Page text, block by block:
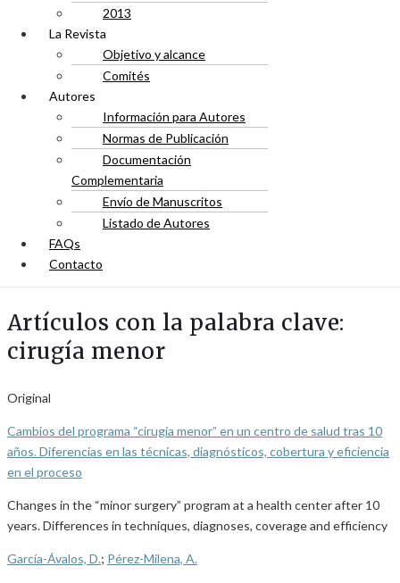
2013
La Revista
Objetivo y alcance
Comités
Autores
Información para Autores
Normas de Publicación
Documentación
Complementaria
Envío de Manuscritos
Listado de Autores
FAQs
Contacto
Artículos con la palabra clave:
cirugía menor
Original
Cambios del programa “cirugía menor” en un centro de salud tras 10
años. Diferencias en las técnicas, diagnósticos, cobertura y eficiencia
en el proceso
Changes in the “minor surgery” program at a health center after 10
years. Differences in techniques, diagnoses, coverage and efficiency
García-Ávalos, D.; Pérez-Milena, A.